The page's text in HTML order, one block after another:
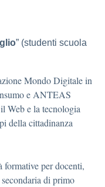
” (studenti scuola
Mondo Digitale in
e ANTEAS
Web e la tecnologia
della cittadinanza
per docenti,
di primo